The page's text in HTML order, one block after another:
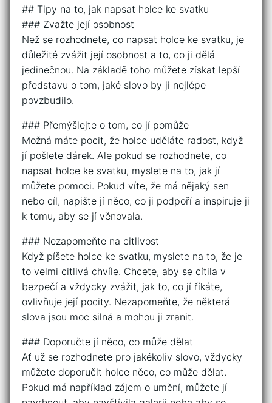
## Tipy na to, jak napsat holce ke svatku
### Zvažte její osobnost
Než se rozhodnete, co napsat holce ke svatku, je
důležité zvážit její osobnost a to, co ji dělá
jedinečnou. Na základě toho můžete získat lepší
představu o tom, jaké slovo by ji nejlépe
povzbudilo.
### Přemýšlejte o tom, co jí pomůže
Možná máte pocit, že holce uděláte radost, když
jí pošlete dárek. Ale pokud se rozhodnete, co
napsat holce ke svatku, myslete na to, jak jí
můžete pomoci. Pokud víte, že má nějaký sen
nebo cíl, napište jí něco, co ji podpoří a inspiruje ji
k tomu, aby se jí věnovala.
### Nezapomeňte na citlivost
Když píšete holce ke svatku, myslete na to, že je
to velmi citlivá chvíle. Chcete, aby se cítila v
bezpečí a vždycky zvážit, jak to, co jí říkáte,
ovlivňuje její pocity. Nezapomeňte, že některá
slova jsou moc silná a mohou ji zranit.
### Doporučte jí něco, co může dělat
Ať už se rozhodnete pro jakékoliv slovo, vždycky
můžete doporučit holce něco, co může dělat.
Pokud má například zájem o umění, můžete jí